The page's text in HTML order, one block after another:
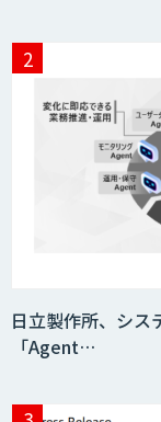
日立製作所、シス
「Agent…